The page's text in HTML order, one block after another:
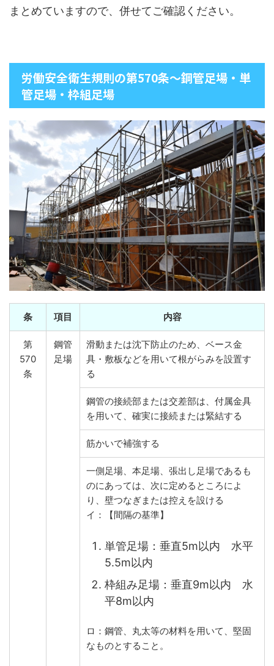
まとめていますので、併せてご確認ください。
労働安全衛生規則の第570条～鋼管足場・単
管足場・枠組足場
条 項目 内容
第
570
条
鋼管
足場
滑動または沈下防止のため、ベース金
具・敷板などを用いて根がらみを設置す
る
鋼管の接続部または交差部は、付属金具
を用いて、確実に接続または緊結する
筋かいで補強する
一側足場、本足場、張出し足場であるも
のにあっては、次に定めるところによ
り、壁つなぎまたは控えを設ける
イ：【間隔の基準】
単管足場：垂直5m以内 水平
5.5m以内
枠組み足場：垂直9m以内 水
平8m以内
ロ：鋼管、丸太等の材料を用いて、堅固
なものとすること。